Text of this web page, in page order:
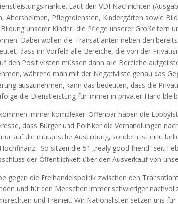
Laut den VDI-Nachrichten
Altersheimen, Pflegediensten, Kindergärten sowie
unserer Kinder, die Pflege unserer Großeltern
Dabei wollen die Transatlanten neben den
dass im Vorfeld alle Bereiche, die von der
den Positivlisten müssen dann alle Bereiche
während man mit der Negativliste genau das
auszunehmen, kann das bedeuten, dass die
die Dienstleistung für immer in privater Hand
immer komplexer. Offenbar haben die
dass Bürger und Politiker die Verhandlungen
auf die militärische Ausbildung, sondern ist eine
So sitzen die 51 „realy good friend“ seit
der Öffentlichkeit über den Ausverkauf von
gegen die Freihandelspolitik zwischen den
und für den Menschen immer schwieriger
und Freiheit. Wir Nationalisten setzen uns